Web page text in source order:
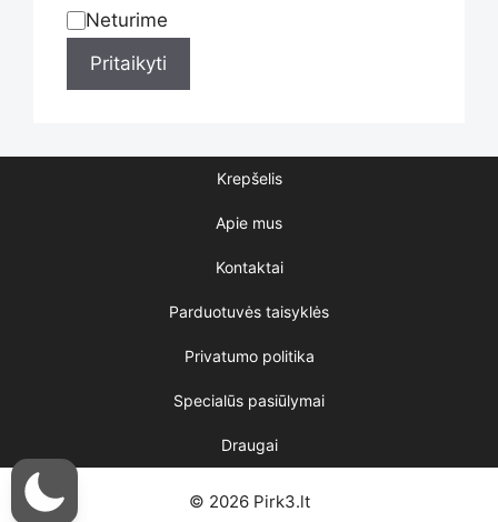
product
Statusas
Neturime
Pritaikyti
Krepšelis
Apie mus
Kontaktai
Parduotuvės taisyklės
Privatumo politika
Specialūs pasiūlymai
Draugai
© 2026 Pirk3.lt